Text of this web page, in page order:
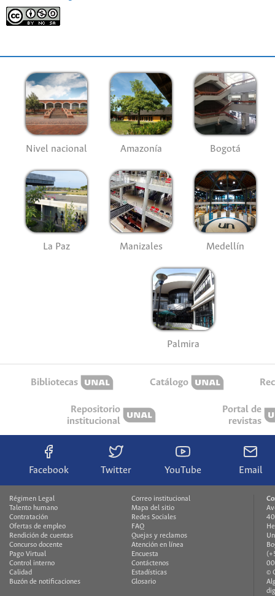
Nivel nacional Amazonía Bogotá
La Paz Manizales Medellín
Palmira
Bibliotecas Catálogo
Repositorio
institucional
Portal de
revistas
Facebook Twitter YouTube Email
Régimen Legal
Talento humano
Contratación
Ofertas de empleo
Rendición de cuentas
Concurso docente
Pago Virtual
Control interno
Calidad
Buzón de notificaciones
Correo institucional
Mapa del sitio
Redes Sociales
FAQ
Quejas y reclamos
Atención en línea
Encuesta
Contáctenos
Estadísticas
Glosario
©